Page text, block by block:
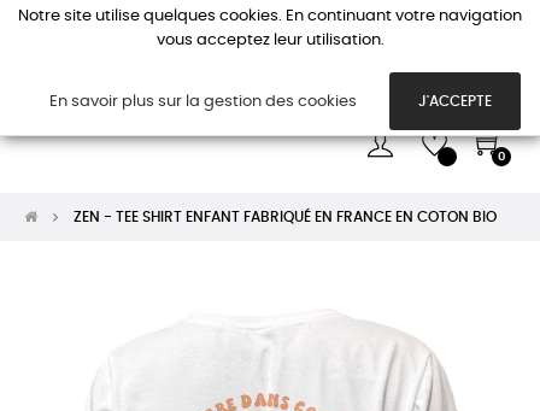
la
0
ZEN - TEE SHIRT ENFANT FABRIQUÉ EN FRANCE EN COTON BIO
Notre site utilise quelques cookies. En continuant votre navigation
vous acceptez leur utilisation.
En savoir plus sur la gestion des cookies J'ACCEPTE